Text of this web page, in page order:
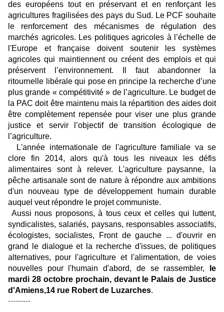
des européens tout en préservant et en renforçant les
agricultures fragilisées des pays du Sud. Le PCF souhaite
le renforcement des mécanismes de régulation des
marchés agricoles. Les politiques agricoles à l’échelle de
l'Europe et française doivent soutenir les systèmes
agricoles qui maintiennent ou créent des emplois et qui
préservent l’environnement. Il faut abandonner la
ritournelle libérale qui pose en principe la recherche d’une
plus grande « compétitivité » de l’agriculture. Le budget de
la PAC doit être maintenu mais la répartition des aides doit
être complètement repensée pour viser une plus grande
justice et servir l’objectif de transition écologique de
l’agriculture.
L'année internationale de l'agriculture familiale va se
clore fin 2014, alors qu'à tous les niveaux les défis
alimentaires sont à relever.
L'agriculture paysanne, la
pêche artisanale sont de nature à répondre aux ambitions
d'un nouveau type de développement humain durable
auquel veut répondre le projet communiste.
Aussi nous proposons, à tous ceux et celles qui luttent,
syndicalistes, salariés, paysans, responsables associatifs,
écologistes, socialistes, Front de gauche ... d'ouvrir en
grand le dialogue et la recherche d'issues, de politiques
alternatives, pour l'agriculture et l'alimentation, de voies
nouvelles pour l'humain d'abord, de se rassembler,
le
mardi 28 octobre prochain, devant le Palais de Justice
d'Amiens,14 rue Robert de Luzarches.
---------